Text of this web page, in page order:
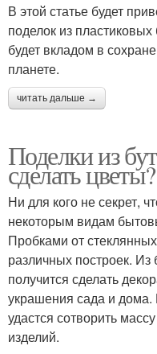
В этой статье будет
поделок из
будет вкладом в
планете.
читать дальше →
Поделки из
сделать цветы?
Ни для кого не секрет,
некоторым видам
Пробками от
различных построек.
получится сделать
украшения сада и дома.
удастся сотворить
изделий.